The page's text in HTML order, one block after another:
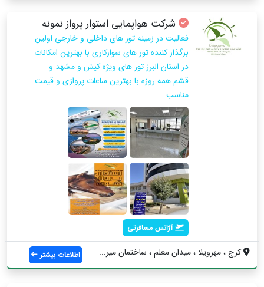
شرکت هواپمایی استوار پرواز نمونه
فعالیت در زمینه تور های داخلی و خارجی اولین
برگذار کننده تور های سوارکاری با بهترین امکانات
در استان البرز تور های ویژه کیش و مشهد و
قشم همه روزه با بهترین ساعات پروازی و قیمت
مناسب
آژانس مسافرتی
کرج ، مهرویلا ، میدان معلم ، ساختمان میر... اطلاعات بیشتر